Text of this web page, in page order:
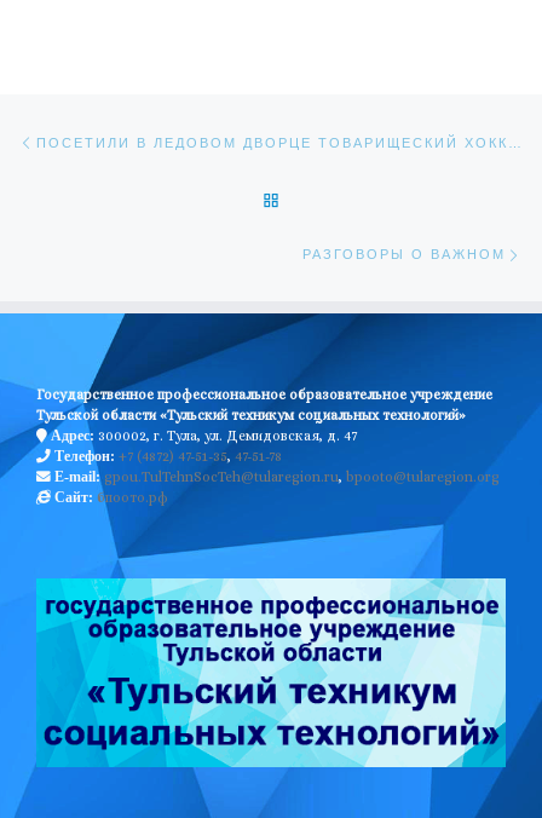
РАЗГОВОРЫ О ВАЖНОМ
Государственное профессиональное образовательное учреждение
Тульской области «Тульский техникум социальных технологий»
Адрес: 300002, г. Тула, ул. Демидовская, д. 47
Телефон: +7 (4872) 47-51-35, 47-51-78
E-mail: gpou.TulTehnSocTeh@tularegion.ru, bpooto@tularegion.org
Сайт: бпоото.рф